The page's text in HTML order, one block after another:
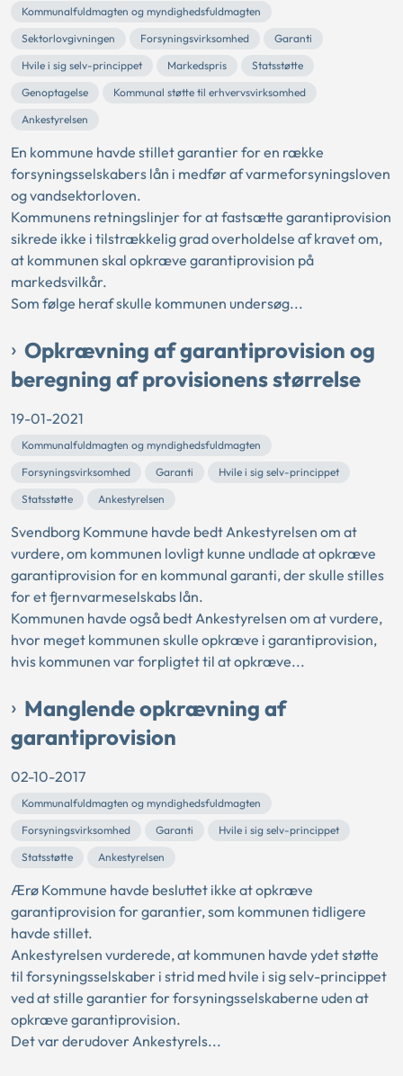
Kommunalfuldmagten og myndighedsfuldmagten
Sektorlovgivningen
Forsyningsvirksomhed
Garanti
Hvile i sig selv-princippet
Markedspris
Statsstøtte
Genoptagelse
Kommunal støtte til erhvervsvirksomhed
Ankestyrelsen
En kommune havde stillet garantier for en række
forsyningsselskabers lån i medfør af varmeforsyningsloven
og vandsektorloven.
Kommunens retningslinjer for at fastsætte garantiprovision
sikrede ikke i tilstrækkelig grad overholdelse af kravet om,
at kommunen skal opkræve garantiprovision på
markedsvilkår.
Som følge heraf skulle kommunen undersøg...
Opkrævning af garantiprovision og
beregning af provisionens størrelse
19-01-2021
Kommunalfuldmagten og myndighedsfuldmagten
Forsyningsvirksomhed
Garanti
Hvile i sig selv-princippet
Statsstøtte
Ankestyrelsen
Svendborg Kommune havde bedt Ankestyrelsen om at
vurdere, om kommunen lovligt kunne undlade at opkræve
garantiprovision for en kommunal garanti, der skulle stilles
for et fjernvarmeselskabs lån.
Kommunen havde også bedt Ankestyrelsen om at vurdere,
hvor meget kommunen skulle opkræve i garantiprovision,
hvis kommunen var forpligtet til at opkræve...
Manglende opkrævning af
garantiprovision
02-10-2017
Kommunalfuldmagten og myndighedsfuldmagten
Forsyningsvirksomhed
Garanti
Hvile i sig selv-princippet
Statsstøtte
Ankestyrelsen
Ærø Kommune havde besluttet ikke at opkræve
garantiprovision for garantier, som kommunen tidligere
havde stillet.
Ankestyrelsen vurderede, at kommunen havde ydet støtte
til forsyningsselskaber i strid med hvile i sig selv-princippet
ved at stille garantier for forsyningsselskaberne uden at
opkræve garantiprovision.
Det var derudover Ankestyrels...